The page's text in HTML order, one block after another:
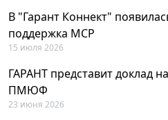
В "Гарант Коннект"
поддержка MCP
15 июля 2026
ГАРАНТ представит доклад
ПМЮФ
23 июня 2026